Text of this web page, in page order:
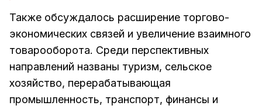
Также обсуждалось расширение торгово-
экономических связей и увеличение взаимного
товарооборота. Среди перспективных
направлений названы туризм, сельское
хозяйство, перерабатывающая
промышленность, транспорт, финансы и